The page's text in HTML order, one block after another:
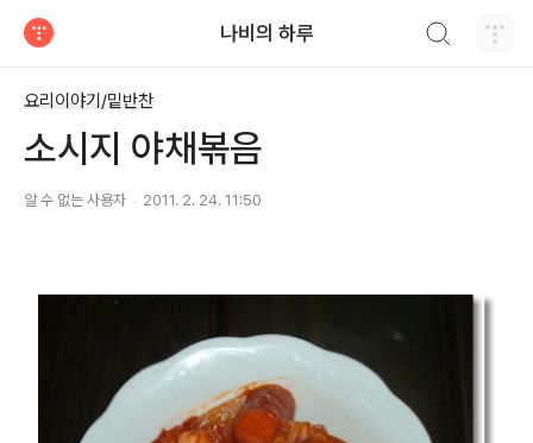
나비의 하루
요리이야기/밑반찬
소시지 야채볶음
알 수 없는 사용자 2011. 2. 24. 11:50